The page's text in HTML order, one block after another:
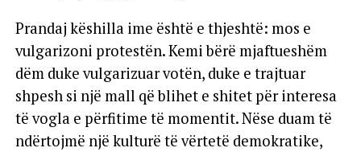
Prandaj këshilla ime është e thjeshtë: mos e
vulgarizoni protestën. Kemi bërë mjaftueshëm
dëm duke vulgarizuar votën, duke e trajtuar
shpesh si një mall që blihet e shitet për interesa
të vogla e përfitime të momentit. Nëse duam të
ndërtojmë një kulturë të vërtetë demokratike,